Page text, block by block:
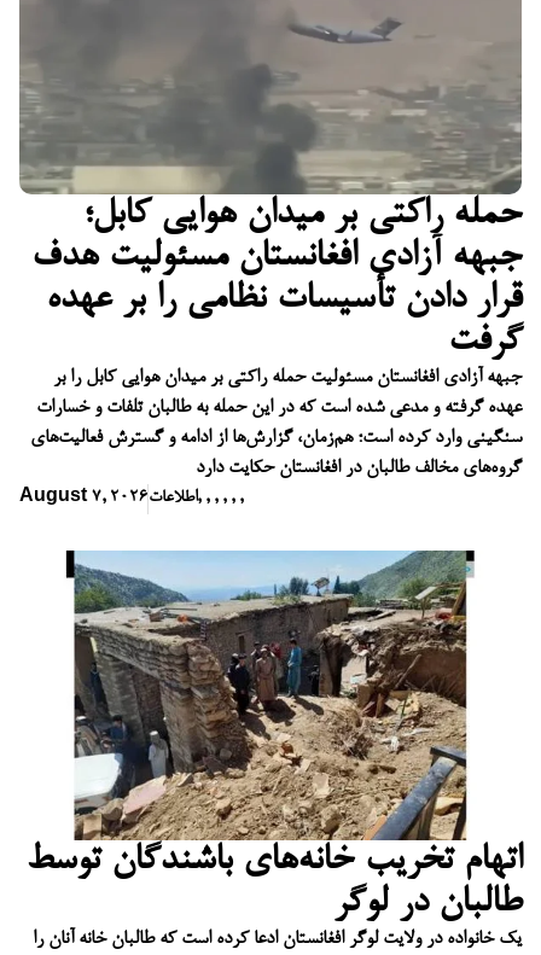
حمله راکتی بر میدان هوایی کابل؛
جبهه آزادی افغانستان مسئولیت هدف
قرار دادن تأسیسات نظامی را بر عهده
گرفت
جبهه آزادی افغانستان مسئولیت حمله راکتی بر میدان هوایی کابل را بر
عهده گرفته و مدعی شده است که در این حمله به طالبان تلفات و خسارات
سنگینی وارد کرده است؛ هم‌زمان، گزارش‌ها از ادامه و گسترش فعالیت‌های
گروه‌های مخالف طالبان در افغانستان حکایت دارد
August 7, 2026اطلاعات, , , , , ,
اتهام تخریب خانه‌های باشندگان توسط
طالبان در لوگر
یک خانواده در ولایت لوگر افغانستان ادعا کرده است که طالبان خانه آنان را